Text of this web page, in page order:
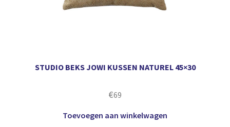
STUDIO BEKS JOWI KUSSEN NATUREL 45×30
€69
Toevoegen aan winkelwagen